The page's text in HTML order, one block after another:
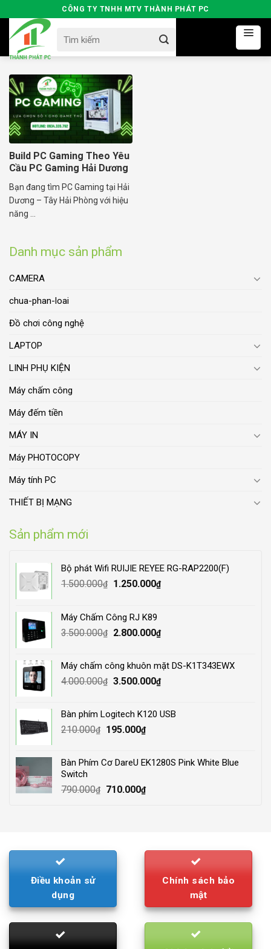
to
content
CÔNG TY TNHH MTV THÀNH PHÁT PC
for:
Danh mục sản phẩm
CAMERA
chua-phan-loai
Đồ chơi công nghệ
LAPTOP
LINH PHỤ KIỆN
Máy chấm công
Máy đếm tiền
MÁY IN
Máy PHOTOCOPY
Máy tính PC
THIẾT BỊ MẠNG
Sản phẩm mới
Bộ phát Wifi RUIJIE REYEE RG-RAP2200(F)
1.500.000₫
Original
1.500.000₫.
1.250.000₫Current
Máy Chấm Công RJ K89
3.500.000₫
Original
3.500.000₫.
2.800.000₫Current
2.800.000₫.
Máy chấm công khuôn mặt DS-K1T343EWX
4.000.000₫ Original
4.000.000₫.
3.500.000₫Current
3.500.000₫.
Bàn phím Logitech K120 USB
210.000₫
Original
210.000₫.
195.000₫Current
195.000₫.
Bàn Phím Cơ DareU EK1280S Pink White Blue
Switch
790.000₫
Original
710.000₫Current
Build PC Gaming Theo Yêu
Cầu PC Gaming Hải Dương
Bạn đang tìm PC Gaming tại Hải
Dương – Tây Hải Phòng với hiệu
năng ...
Điều khoản sử
dụng
Chính sách bảo
mật